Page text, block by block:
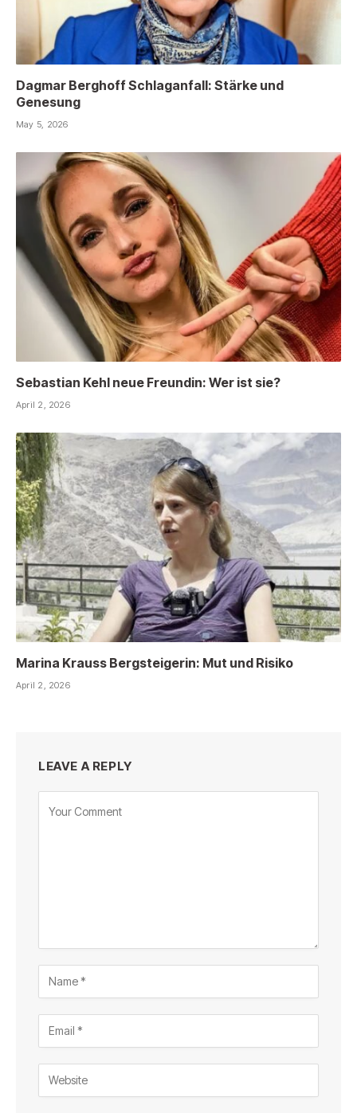
Dagmar Berghoff Schlaganfall: Stärke und
Genesung
May 5, 2026
Sebastian Kehl neue Freundin: Wer ist sie?
April 2, 2026
Marina Krauss Bergsteigerin: Mut und Risiko
April 2, 2026
LEAVE A REPLY